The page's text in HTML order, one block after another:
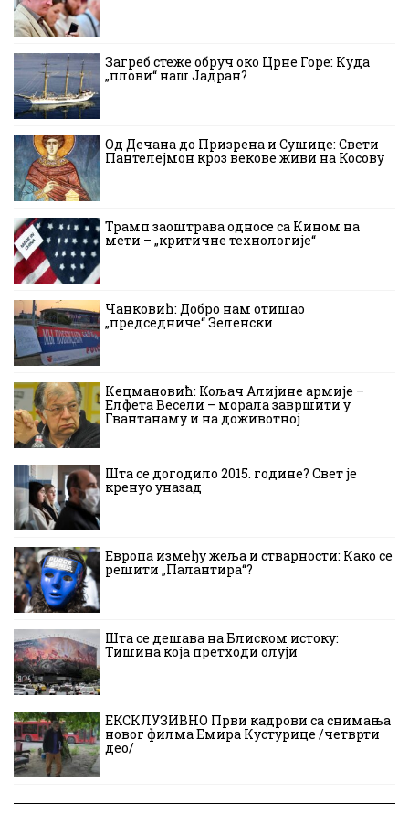
Загреб стеже обруч око Црне Горе: Куда
„плови“ наш Јадран?
Од Дечана до Призрена и Сушице: Свети
Пантелејмон кроз векове живи на Косову
Трамп заоштрава односе са Кином на
мети – „критичне технологије“
Чанковић: Добро нам отишао
„председниче“ Зеленски
Кецмановић: Кољач Алијине армије –
Елфета Весели – морала завршити у
Гвантанаму и на доживотној
Шта се догодило 2015. године? Свет је
кренуо уназад
Европа између жеља и стварности: Како се
решити „Палантира“?
Шта се дешава на Блиском истоку:
Тишина која претходи олуји
ЕКСКЛУЗИВНО Први кадрови са снимања
новог филма Емира Кустурице /четврти
део/